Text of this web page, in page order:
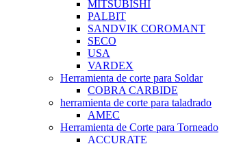
MITSUBISHI
PALBIT
SANDVIK COROMANT
SECO
USA
VARDEX
Herramienta de corte para Soldar
COBRA CARBIDE
herramienta de corte para taladrado
AMEC
Herramienta de Corte para Torneado
ACCURATE